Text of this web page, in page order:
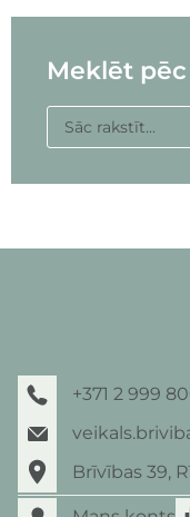
Meklēt
+371 2 999
Brīvības 39,